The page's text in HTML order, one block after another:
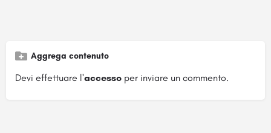
Aggrega contenuto
Devi effettuare l'accesso per inviare un commento.